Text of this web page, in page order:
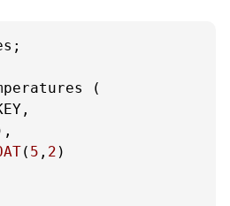
(
( 5 , 2 )